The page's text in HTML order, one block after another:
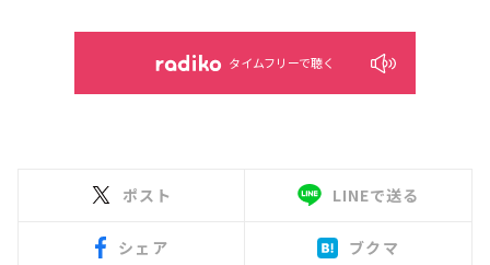
タイムフリーで聴く
ポスト LINEで送る
シェア ブクマ